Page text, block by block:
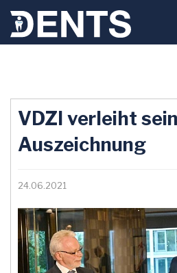
springen
VDZI verleiht
Auszeichnung
24.06.2021